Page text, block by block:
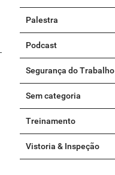
Palestra
Podcast
Segurança do Trabalho
Sem categoria
Treinamento
Vistoria & Inspeção